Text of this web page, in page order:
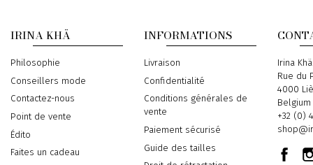
IRINA KHÄ
Philosophie
Conseillers mode
Contactez-nous
Point de vente
Édito
Faites un cadeau
INFORMATIONS
Livraison
Confidentialité
Conditions générales de
vente
Paiement sécurisé
Guide des tailles
Address
Irina Khä
Rue du
4000
Belgium
Phone
+32 (0)
Email